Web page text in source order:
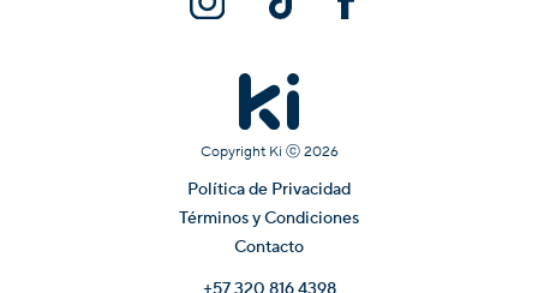
Copyright Ki ⓒ 2026
Política de Privacidad
Términos y Condiciones
Contacto